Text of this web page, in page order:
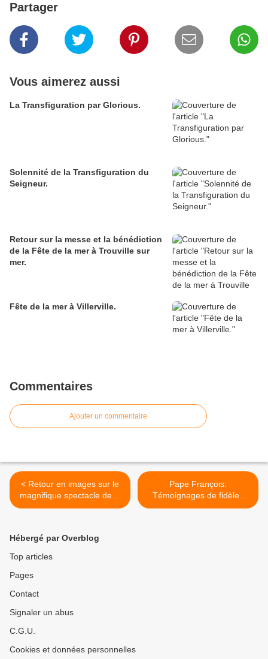
Partager
Vous aimerez aussi
La Transfiguration par Glorious.
Solennité de la Transfiguration du
Seigneur.
Retour sur la messe et la bénédiction
de la Fête de la mer à Trouville sur
mer.
Fête de la mer à Villerville.
Commentaires
Ajouter un commentaire
< Retour en images sur le
magnifique spectacle de la
Fête de notre Communauté
Pape François:
Témoignages de fidèles
(fin). >
Hébergé par Overblog
Top articles
Pages
Contact
Signaler un abus
C.G.U.
Cookies et données personnelles